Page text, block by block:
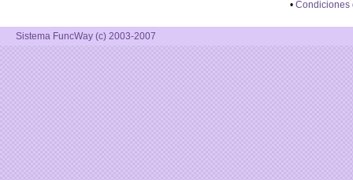
• Condiciones
Sistema FuncWay (c) 2003-2007